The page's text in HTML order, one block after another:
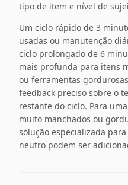
tipo de item e nível de
Um ciclo rápido de 3
usadas ou manutenção
ciclo prolongado de 6
mais profunda para itens
ou ferramentas
feedback preciso sobre o
restante do ciclo. Para
muito manchados ou
solução especializada
neutro podem ser